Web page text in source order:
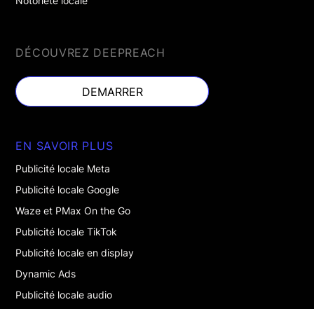
DÉCOUVREZ DEEPREACH
DEMARRER
DEMARRER
EN SAVOIR PLUS
Publicité locale Meta
Publicité locale Google
Waze et PMax On the Go
Publicité locale TikTok
Publicité locale en display
Dynamic Ads
Publicité locale audio